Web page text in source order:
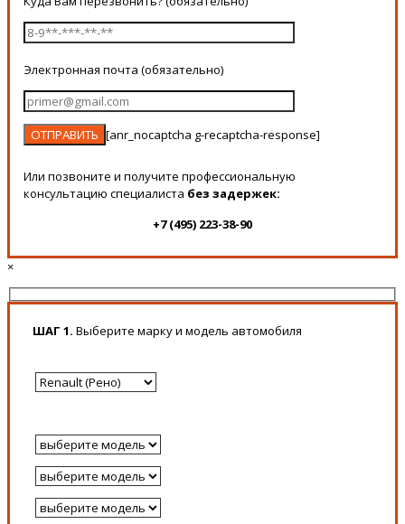
Электронная почта (обязательно)
[anr_nocaptcha g-recaptcha-response]
Или позвоните и получите профессиональную
консультацию специалиста без задержек:
+7 (495) 223-38-90
×
ШАГ 1. Выберите марку и модель автомобиля